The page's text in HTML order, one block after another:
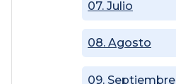
07. Julio
08. Agosto
09. Septiembre